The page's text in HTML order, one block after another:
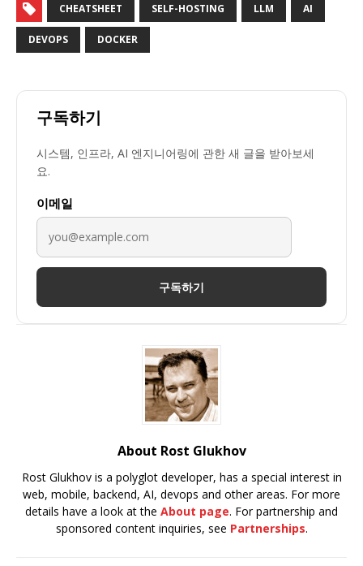
CHEATSHEET SELF-HOSTING LLM AI
DEVOPS DOCKER
구독하기
시스템, 인프라, AI 엔지니어링에 관한 새 글을 받아보세
요.
이메일
구독하기
About Rost Glukhov
Rost Glukhov is a polyglot developer, has a special interest in
web, mobile, backend, AI, devops and other areas. For more
details have a look at the About page. For partnership and
sponsored content inquiries, see Partnerships.